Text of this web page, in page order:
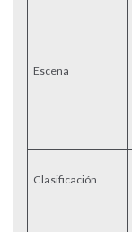
Escena
Clasificación